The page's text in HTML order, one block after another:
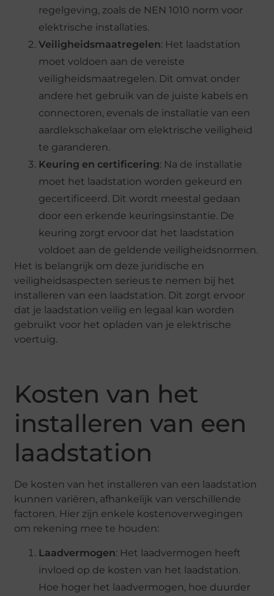
regelgeving, zoals de NEN 1010 norm voor
elektrische installaties.
Veiligheidsmaatregelen: Het laadstation
moet voldoen aan de vereiste
veiligheidsmaatregelen. Dit omvat onder
andere het gebruik van de juiste kabels en
connectoren, evenals de installatie van een
aardlekschakelaar om elektrische veiligheid
te garanderen.
Keuring en certificering: Na de installatie
moet het laadstation worden gekeurd en
gecertificeerd. Dit wordt meestal gedaan
door een erkende keuringsinstantie. De
keuring zorgt ervoor dat het laadstation
voldoet aan de geldende veiligheidsnormen.
Het is belangrijk om deze juridische en
veiligheidsaspecten serieus te nemen bij het
installeren van een laadstation. Dit zorgt ervoor
dat je laadstation veilig en legaal kan worden
gebruikt voor het opladen van je elektrische
voertuig.
Kosten van het
installeren van een
laadstation
De kosten van het installeren van een laadstation
kunnen variëren, afhankelijk van verschillende
factoren. Hier zijn enkele kostenoverwegingen
om rekening mee te houden:
Laadvermogen: Het laadvermogen heeft
invloed op de kosten van het laadstation.
Hoe hoger het laadvermogen, hoe duurder